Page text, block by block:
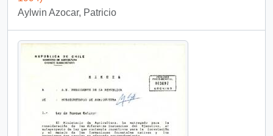
Aylwin Azocar, Patricio